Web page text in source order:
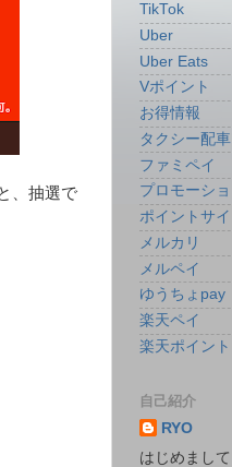
、抽選で
TikTok
Uber
Uber Eats
Vポイント
お得情報
タクシー配
ファミペイ
プロモーシ
ポイントサイ
メルカリ
メルペイ
ゆうちょpay
楽天ペイ
楽天ポイント
自己紹介
RYO
はじめまし